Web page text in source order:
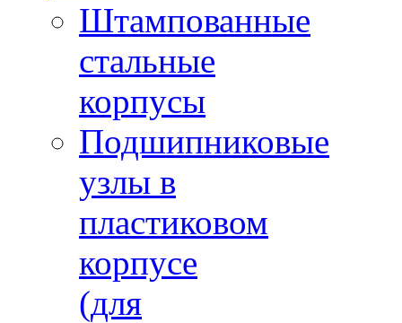
Штампованные
стальные
корпусы
Подшипниковые
узлы в
пластиковом
корпусе
(для